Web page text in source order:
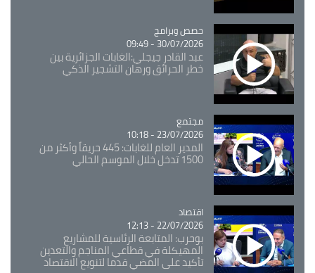
Catégorie
حصص وبرامج
30/07/2026 - 09:49
عبد القادر جيجلي:الغابات الجزائرية بين
خطر الحرائق ورهان التشجير الذكي
Catégorie
مجتمع
23/07/2026 - 10:18
المدير العام للغابات: 445 حريقاً وأكثر من
1500 تدخل خلال الموسم الحالي
Catégorie
اقتصاد
22/07/2026 - 12:13
بوحرب: المتابعة الرئاسية للمشاريع
المهيكلة في قطاعي المناجم والتعدين
تأكيد على المضي قدما لتنويع الاقتصاد